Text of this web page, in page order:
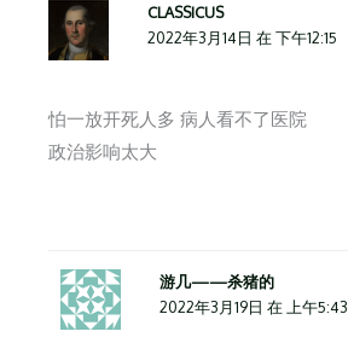
CLASSICUS
2022年3月14日 在 下午12:15
怕一放开死人多 病人看不了医院
政治影响太大
游几——杀猪的
2022年3月19日 在 上午5:43